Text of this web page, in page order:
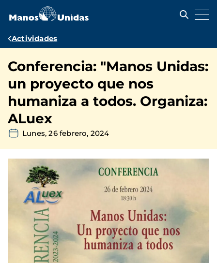
contenido
Ruta
navegación
Actividades
Conferencia: "Manos Unidas:
un proyecto que nos
humaniza a todos. Organiza:
ALuex
Lunes, 26 febrero, 2024